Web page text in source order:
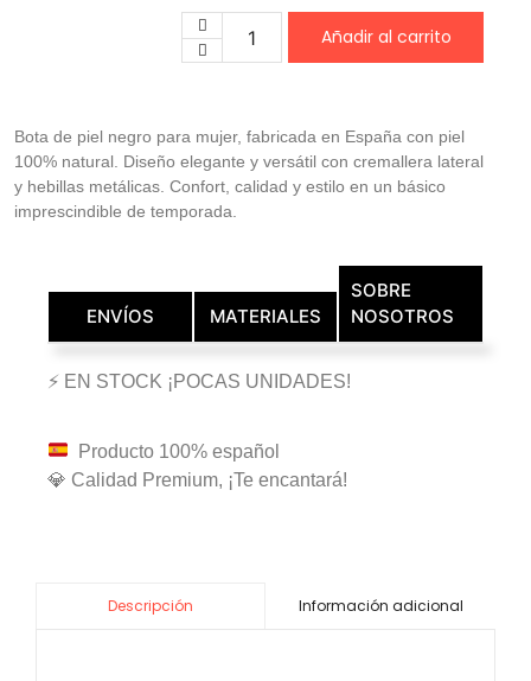
Añadir al carrito
Bota de piel negro para mujer, fabricada en España con piel
100% natural. Diseño elegante y versátil con cremallera lateral
y hebillas metálicas. Confort, calidad y estilo en un básico
imprescindible de temporada.
ENVÍOS MATERIALES
SOBRE
NOSOTROS
⚡ EN STOCK ¡POCAS UNIDADES!
Producto 100% español
💎 Calidad Premium, ¡Te encantará!
Descripción Información adicional